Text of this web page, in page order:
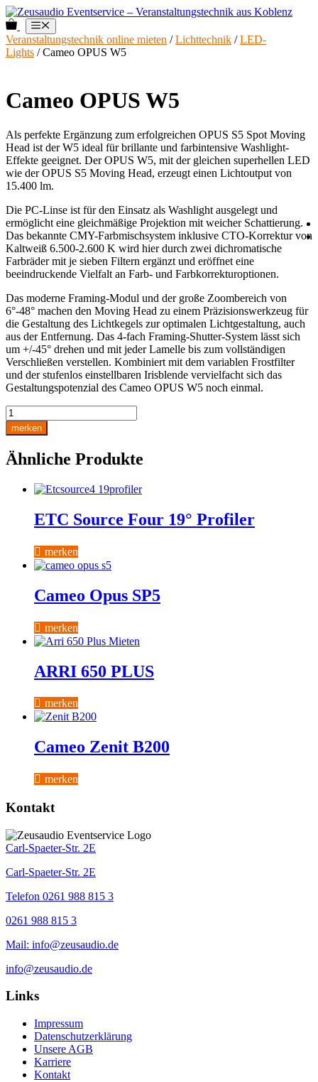
Zum
Inhalt
springen
Menü
Veranstaltungstechnik online mieten /Lichttechnik /LED-
Lights / Cameo OPUS W5
Cameo OPUS W5
Als perfekte Ergänzung zum erfolgreichen OPUS S5 Spot Moving
Head ist der W5 ideal für brillante und farbintensive Washlight-
Effekte geeignet. Der OPUS W5, mit der gleichen superhellen LED
wie der OPUS S5 Moving Head, erzeugt einen Lichtoutput von
15.400 lm.
Die PC-Linse ist für den Einsatz als Washlight ausgelegt und
ermöglicht eine gleichmäßige Projektion mit weicher Schattierung.
Das bekannte CMY-Farbmischsystem inklusive CTO-Korrektur von
Kaltweiß 6.500-2.600 K wird hier durch zwei dichromatische
Farbräder mit je sieben Filtern ergänzt und eröffnet eine
beeindruckende Vielfalt an Farb- und Farbkorrekturoptionen.
Das moderne Framing-Modul und der große Zoombereich von
6°-48° machen den Moving Head zu einem Präzisionswerkzeug für
die Gestaltung des Lichtkegels zur optimalen Lichtgestaltung, auch
aus der Entfernung. Das 4-fach Framing-Shutter-System lässt sich
um +/-45° drehen und mit jeder Lamelle bis zum vollständigen
Verschließen verstellen. Kombiniert mit dem variablen Frostfilter
und der stufenlos einstellbaren Irisblende vervielfacht sich das
Gestaltungspotenzial des Cameo OPUS W5 noch einmal.
Cameo
OPUS
W5
Menge
merken
Ähnliche Produkte
ETC Source Four 19° Profiler
merken
Cameo Opus SP5
merken
ARRI 650 PLUS
merken
Cameo Zenit B200
merken
Kontakt
Carl-Spaeter-Str. 2E
Carl-Spaeter-Str. 2E
Telefon 0261 988 815 3
0261 988 815 3
Mail: info@zeusaudio.de
info@zeusaudio.de
Links
Impressum
Datenschutzerklärung
Unsere AGB
Karriere
Kontakt